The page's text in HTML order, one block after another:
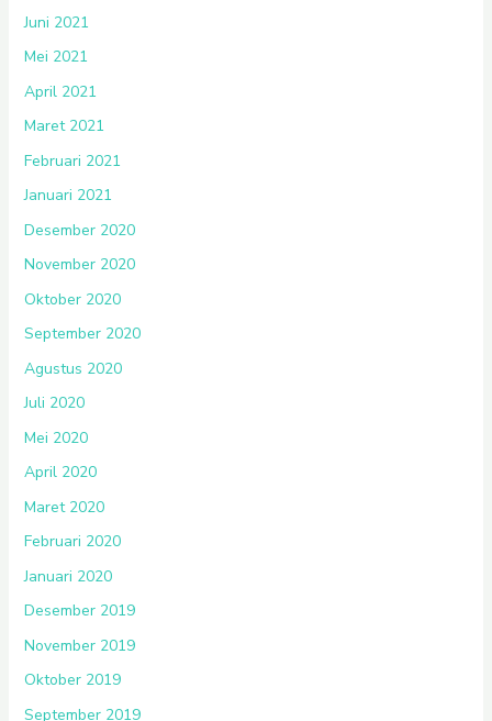
Juni 2021
Mei 2021
April 2021
Maret 2021
Februari 2021
Januari 2021
Desember 2020
November 2020
Oktober 2020
September 2020
Agustus 2020
Juli 2020
Mei 2020
April 2020
Maret 2020
Februari 2020
Januari 2020
Desember 2019
November 2019
Oktober 2019
September 2019